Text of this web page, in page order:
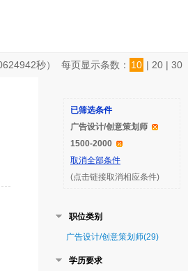
秒） 每页显示条数： 10 | 20 | 30
已筛选条件
广告设计/创意策划师
1500-2000
取消全部条件
(点击链接取消相应条件)
职位类别
广告设计/创意策划师(29)
学历要求